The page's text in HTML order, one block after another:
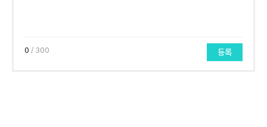
0 / 300 등록